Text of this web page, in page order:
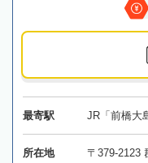
最寄駅 JR「前橋大
所在地
〒379-2123